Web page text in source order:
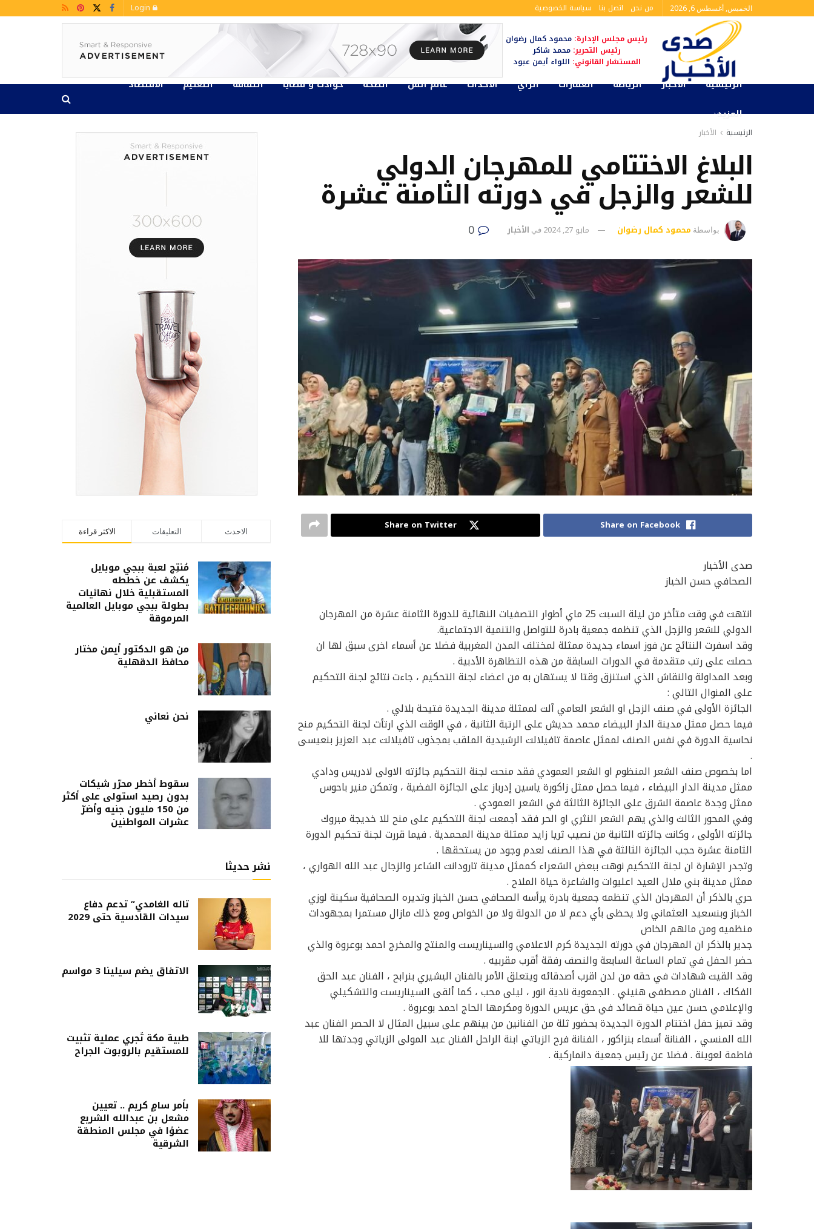
الخميس, أغسطس 6, 2026 من نحن اتصل بنا سياسة الخصوصية
رئيس مجلس الإدارة: محمود كمال رضوان
رئيس التحرير:محمد شاكر
المستشار القانوني: اللواء أيمن عبود
الرئيسية الأخبار الرياضة العقارات الرأي الأحداث عالم الفن الصحة حوادث و قضايا الثقافة التعليم
الاقتصاد
المزيد
الرئيسية الأخبار
البلاغ الاختتامي للمهرجان الدولي
للشعر والزجل في دورته الثامنة عشرة
بواسطة محمود كمال رضوان مايو 27, 2024 في الأخبار
Share on Facebook
Share on Twitter
صدى الأخبار
الصحافي حسن الخباز
انتهت في وقت متأخر من ليلة السبت 25 ماي أطوار التصفيات النهائية للدورة الثامنة عشرة من المهرجان
الدولي للشعر والزجل الذي تنظمه جمعية بادرة للتواصل والتنمية الاجتماعية.
وقد اسفرت النتائج عن فوز اسماء جديدة ممثلة لمختلف المدن المغربية فضلا عن أسماء اخرى سبق لها ان
حصلت على رتب متقدمة في الدورات السابقة من هذه التظاهرة الأدبية .
وبعد المداولة والنقاش الذي استنزق وقتا لا يستهان به من اعضاء لجنة التحكيم ، جاءت نتائج لجنة التحكيم
على المنوال التالي :
الجائزة الأولى في صنف الزجل او الشعر العامي آلت لممثلة مدينة الجديدة فتيحة بلالي .
فيما حصل ممثل مدينة الدار البيضاء محمد حديش على الرتبة الثانية ، في الوقت الذي ارتأت لجنة التحكيم منح
نحاسية الدورة في نفس الصنف لممثل عاصمة تافيلالت الرشيدية الملقب بمجذوب تافيلالت عبد العزيز بنعيسى
.
اما بخصوص صنف الشعر المنظوم او الشعر العمودي فقد منحت لجنة التحكيم جائزته الاولى لادريس ودادي
ممثل مدينة الدار البيضاء ، فيما حصل ممثل زاكورة ياسين إدرباز على الجائزة الفضية ، وتمكن منير باحوس
ممثل وجدة عاصمة الشرق على الجائزة الثالثة في الشعر العمودي .
وفي المحور الثالث والذي يهم الشعر النثري او الحر فقد أجمعت لجنة التحكيم على منح للا خديجة مبروك
جائزته الأولى ، وكانت جائزته الثانية من نصيب ثريا زايد ممثلة مدينة المحمدية . فيما قررت لجنة تحكيم الدورة
الثامنة عشرة حجب الجائزة الثالثة في هذا الصنف لعدم وجود من يستحقها .
وتجدر الإشارة ان لجنة التحكيم نوهت ببعض الشعراء كممثل مدينة تارودانت الشاعر والزجال عبد الله الهواري ،
ممثل مدينة بني ملال العيد اعليوات والشاعرة حياة الملاح .
حري بالذكر أن المهرجان الذي تنظمه جمعية بادرة يرأسه الصحافي حسن الخباز وتديره الصحافية سكينة لوزي
الخباز وبنسعيد العثماني ولا يحظى بأي دعم لا من الدولة ولا من الخواص ومع ذلك مازال مستمرا بمجهودات
منظميه ومن مالهم الخاص
جدير بالذكر ان المهرجان في دورته الجديدة كرم الاعلامي والسيناريست والمنتج والمخرج احمد بوعروة والذي
حضر الحفل في تمام الساعة السابعة والنصف رفقة أقرب مقربيه .
وقد القيت شهادات في حقه من لدن اقرب أصدقائه ويتعلق الأمر بالفنان البشيري بنرابح ، الفنان عبد الحق
الفكاك ، الفنان مصطفى هنيني . الجمعوية نادية انور ، ليلى محب ، كما ألقى السيناريست والتشكيلي
والإعلامي حسن عين حياة قصائد في حق عريس الدورة ومكرمها الحاج احمد بوعروة .
وقد تميز حفل اختتام الدورة الجديدة بحضور ثلة من الفنانين من بينهم على سبيل المثال لا الحصر الفنان عبد
الله المنسي ، الفنانة أسماء بنزاكور ، الفنانة فرح الزياتي ابنة الراحل الفنان عبد المولى الزياتي وجدتها للا
فاطمة لعوينة . فضلا عن رئيس جمعية دانماركية .
الاكثر قراءة التعليقات الاحدث
مُنتِج لعبة ببجي موبايل
يكشف عن خططه
المستقبلية خلال نهائيات
بطولة ببجي موبايل العالمية
المرموقة
من هو الدكتور أيمن مختار
محافظ الدقهلية
نحن نعاني
سقوط أخطر محرّر شيكات
بدون رصيد استولى على أكثر
من 150 مليون جنيه وأضرّ
عشرات المواطنين
نشر حديثا
تاله الغامدي” تدعم دفاع
سيدات القادسية حتى 2029
الاتفاق يضم سيلينا 3 مواسم
طبية مكة تُجري عملية تثبيت
للمستقيم بالروبوت الجراح
بأمر سامٍ كريم .. تعيين
مشعل بن عبدالله الشريع
عضوًا في مجلس المنطقة
الشرقية